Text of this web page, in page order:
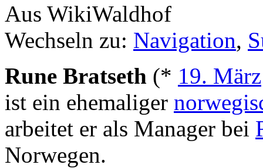
Aus WikiWaldhof
Wechseln zu: Navigation,
Rune Bratseth (* 19. März
ist ein ehemaliger
arbeitet er als Manager bei
Norwegen.